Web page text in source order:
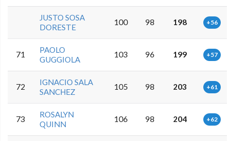
JUSTO SOSA
DORESTE
100 98 198 +56
71
PAOLO
GUGGIOLA
103 96 199 +57
72
IGNACIO SALA
SANCHEZ
105 98 203 +61
73
ROSALYN
QUINN
106 98 204 +62